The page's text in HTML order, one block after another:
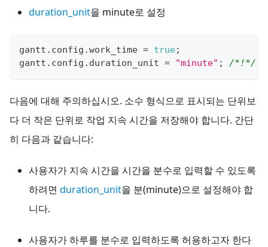
duration_unit을 minute로 설정
gantt . config .work_time = true;
gantt . config . duration_unit = "minute" ; /*!*/
다음에 대해 주의하십시오. 소수 형식으로 표시되는 단위보
다 더 작은 단위로 작업 지속 시간을 저장해야 합니다. 간단
히 다음과 같습니다:
사용자가 지속 시간을 시간을 분수로 입력할 수 있도록
하려면 duration_unit을 분(minute)으로 설정해야 합
니다.
사용자가 하루를 분수로 입력하도록 허용하고자 한다